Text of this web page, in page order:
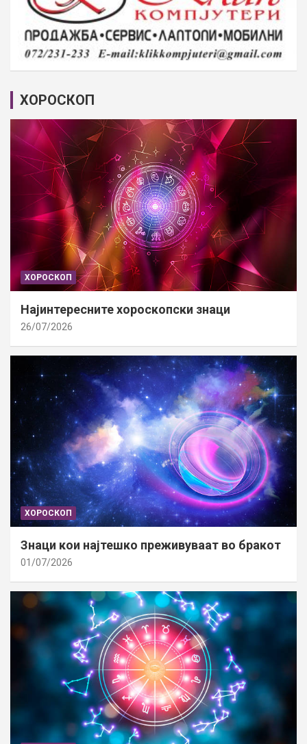
ХОРОСКОП
ХОРОСКОП
Најинтересните хороскопски знаци
26/07/2026
ХОРОСКОП
Знаци кои најтешко преживуваат во бракот
01/07/2026